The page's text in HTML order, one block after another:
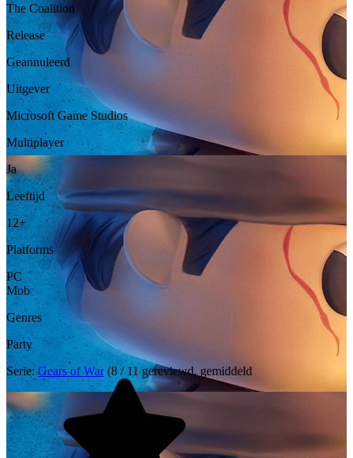
The Coalition
Release
Geannuleerd
Uitgever
Microsoft Game Studios
Multiplayer
Ja
Leeftijd
12+
Platforms
PC
Mob
Genres
Party
Serie: Gears of War (8 / 11 gereviewd, gemiddeld